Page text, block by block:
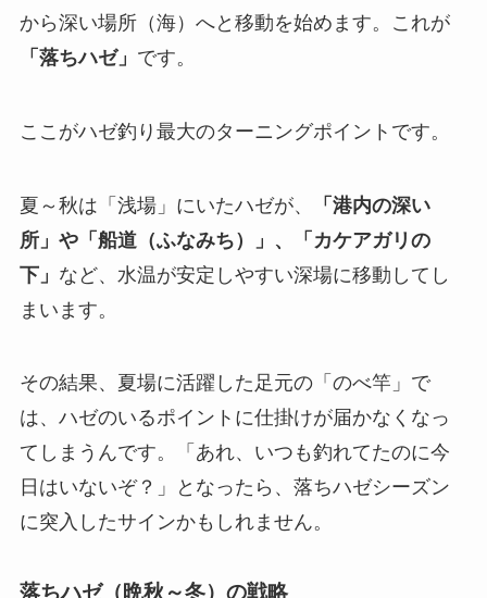
から深い場所（海）へと移動を始めます。これが
「落ちハゼ」 です。
ここがハゼ釣り最大のターニングポイントです。
夏～秋は「浅場」にいたハゼが、
「港内の深い
所」や「船道（ふなみち）」、「カケアガリの
下」 など、水温が安定しやすい深場に移動してし
まいます。
その結果、夏場に活躍した足元の「のべ竿」で
は、ハゼのいるポイントに仕掛けが届かなくなっ
てしまうんです。「あれ、いつも釣れてたのに今
日はいないぞ？」となったら、落ちハゼシーズン
に突入したサインかもしれません。
落ちハゼ（晩秋～冬）の戦略